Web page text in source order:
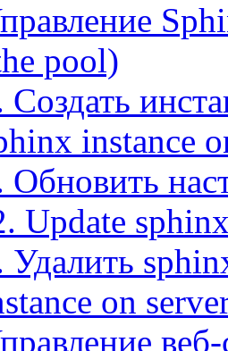
pool)
Создать
instance
Обновить
Update
Удалить
on